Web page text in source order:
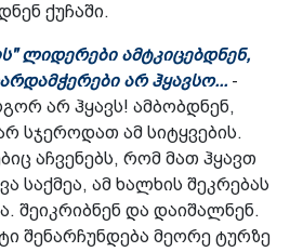
ქუჩაში.
ლიდერები ამტკიცებდნენ,
არ ჰყავსო... -
არ ჰყავს! ამბობდნენ,
სჯეროდათ ამ სიტყვების.
აჩვენებს, რომ მათ ჰყავთ
საქმეა, ამ ხალხის შეკრებას
შეიკრიბნენ და დაიშალნენ.
შენარჩუნდება მეორე ტურზე